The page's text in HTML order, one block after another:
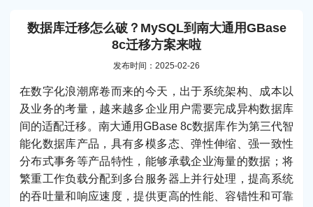
数据库迁移怎么破？MySQL到南大通用GBase
8c迁移方案来啦
发布时间：2025-02-26
在数字化浪潮席卷而来的今天，出于系统架构、成本以
及业务的考量，越来越多企业用户需要完成异构数据库
间的适配迁移。南大通用GBase 8c数据库作为第三代智
能化数据库产品，具有多模多态、弹性伸缩、强一致性
分布式事务等产品特性，能够承载企业海量的数据；将
繁重工作负载分配到多台服务器上并行处理，提高系统
的吞吐量和响应速度，提供更高的性能、容错性和可靠